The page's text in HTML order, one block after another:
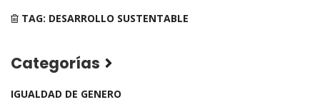
TAG: DESARROLLO SUSTENTABLE
Categorías
IGUALDAD DE GENERO